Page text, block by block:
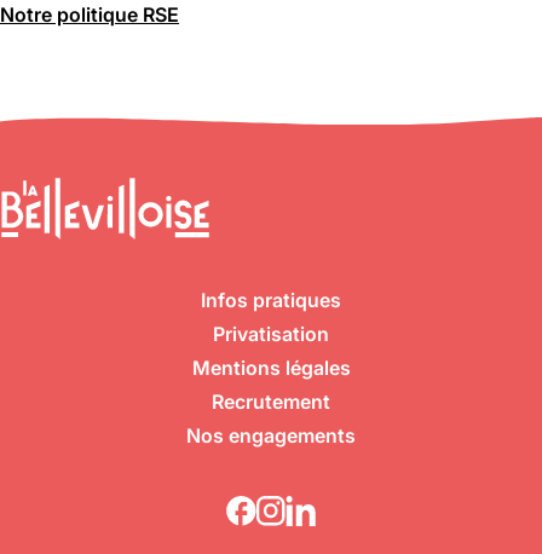
Notre politique RSE
Infos pratiques
Privatisation
Mentions légales
Recrutement
Nos engagements